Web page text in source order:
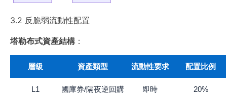
3.2 反脆弱流動性配置
塔勒布式資產結構 ：
層級 資產類型 流動性要求 配置比例
L1 國庫券/隔夜逆回購 即時 20%